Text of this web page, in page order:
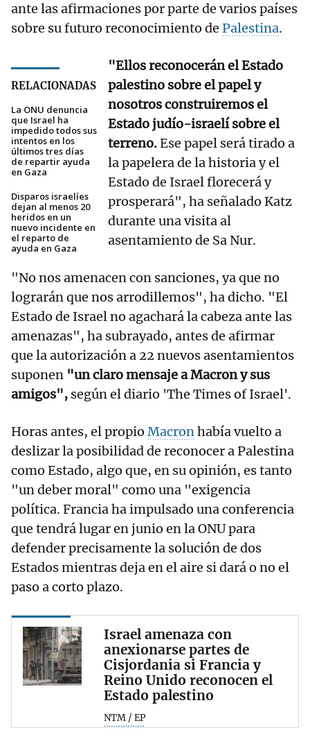
ante las afirmaciones por parte de varios países
sobre su futuro reconocimiento de Palestina.
RELACIONADAS
La ONU denuncia
que Israel ha
impedido todos sus
intentos en los
últimos tres días
de repartir ayuda
en Gaza
Disparos israelíes
dejan al menos 20
heridos en un
nuevo incidente en
el reparto de
ayuda en Gaza
"Ellos reconocerán el Estado
palestino sobre el papel y
nosotros construiremos el
Estado judío-israelí sobre el
terreno.Ese papel será tirado a
la papelera de la historia y el
Estado de Israel florecerá y
prosperará", ha señalado Katz
durante una visita al
asentamiento de Sa Nur.
"No nos amenacen con sanciones, ya que no
lograrán que nos arrodillemos", ha dicho. "El
Estado de Israel no agachará la cabeza ante las
amenazas", ha subrayado, antes de afirmar
que la autorización a 22 nuevos asentamientos
suponen "un claro mensaje a Macron y sus
amigos", según el diario 'The Times of Israel'.
Horas antes, el propio Macronhabía vuelto a
deslizar la posibilidad de reconocer a Palestina
como Estado, algo que, en su opinión, es tanto
"un deber moral" como una "exigencia
política. Francia ha impulsado una conferencia
que tendrá lugar en junio en la ONU para
defender precisamente la solución de dos
Estados mientras deja en el aire si dará o no el
paso a corto plazo.
Israel amenaza con
anexionarse partes de
Cisjordania si Francia y
Reino Unido reconocen el
Estado palestino
NTM / EP